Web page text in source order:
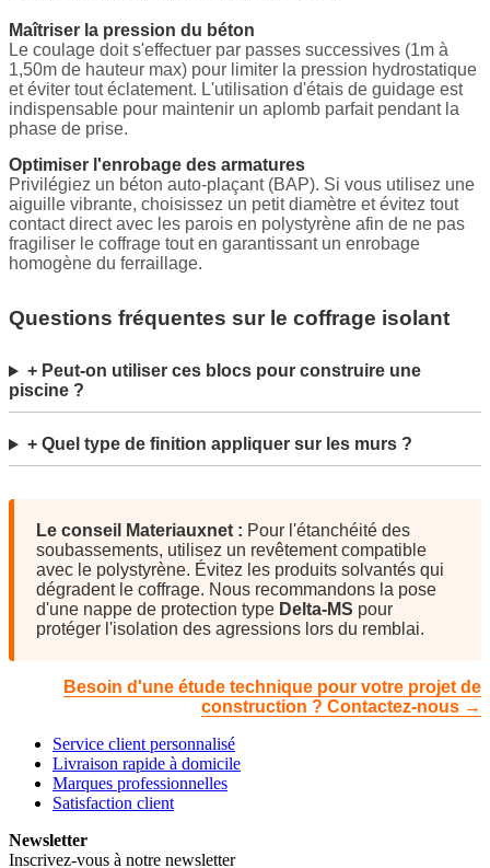
Maîtriser la pression du béton
Le coulage doit s'effectuer par passes successives (1m à
1,50m de hauteur max) pour limiter la pression hydrostatique
et éviter tout éclatement. L'utilisation d'étais de guidage est
indispensable pour maintenir un aplomb parfait pendant la
phase de prise.
Optimiser l'enrobage des armatures
Privilégiez un béton auto-plaçant (BAP). Si vous utilisez une
aiguille vibrante, choisissez un petit diamètre et évitez tout
contact direct avec les parois en polystyrène afin de ne pas
fragiliser le coffrage tout en garantissant un enrobage
homogène du ferraillage.
Questions fréquentes sur le coffrage isolant
+ Peut-on utiliser ces blocs pour construire une
piscine ?
+ Quel type de finition appliquer sur les murs ?
Le conseil Materiauxnet : Pour l'étanchéité des
soubassements, utilisez un revêtement compatible
avec le polystyrène. Évitez les produits solvantés qui
dégradent le coffrage. Nous recommandons la pose
d'une nappe de protection type Delta-MS pour
protéger l'isolation des agressions lors du remblai.
Besoin d'une étude technique pour votre projet de
construction ? Contactez-nous →
Service client personnalisé
Livraison rapide à domicile
Marques professionnelles
Satisfaction client
Newsletter
Inscrivez-vous à notre newsletter